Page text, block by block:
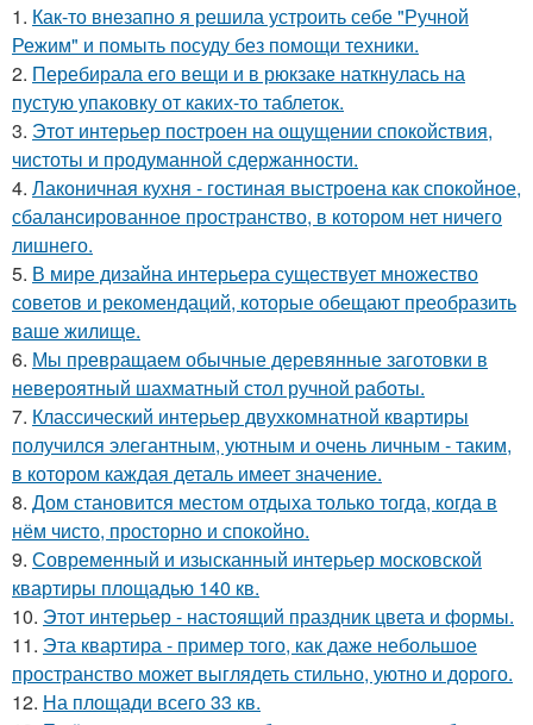
1. Как-то внезапно я решила устроить себе "Ручной
Режим" и помыть посуду без помощи техники.
2. Перебирала его вещи и в рюкзаке наткнулась на
пустую упаковку от каких-то таблеток.
3. Этот интерьер построен на ощущении спокойствия,
чистоты и продуманной сдержанности.
4. Лаконичная кухня - гостиная выстроена как спокойное,
сбалансированное пространство, в котором нет ничего
лишнего.
5. В мире дизайна интерьера существует множество
советов и рекомендаций, которые обещают преобразить
ваше жилище.
6. Мы превращаем обычные деревянные заготовки в
невероятный шахматный стол ручной работы.
7. Классический интерьер двухкомнатной квартиры
получился элегантным, уютным и очень личным - таким,
в котором каждая деталь имеет значение.
8. Дом становится местом отдыха только тогда, когда в
нём чисто, просторно и спокойно.
9. Современный и изысканный интерьер московской
квартиры площадью 140 кв.
10. Этот интерьер - настоящий праздник цвета и формы.
11. Эта квартира - пример того, как даже небольшое
пространство может выглядеть стильно, уютно и дорого.
12. На площади всего 33 кв.